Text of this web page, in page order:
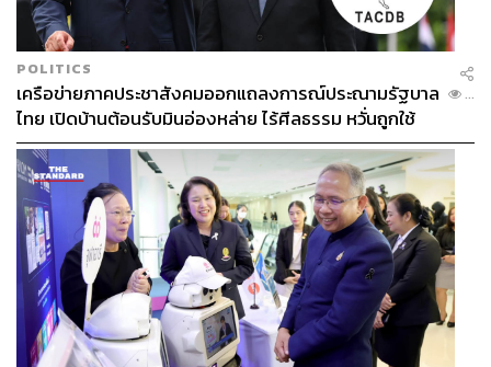
POLITICS
เครือข่ายภาคประชาสังคมออกแถลงการณ์ประณามรัฐบาล
ไทย เปิดบ้านต้อนรับมินอ่องหล่าย ไร้ศีลธรรม หวั่นถูกใช้
เป็นเครื่องมือกดขี่ชาวเมียนมา
...